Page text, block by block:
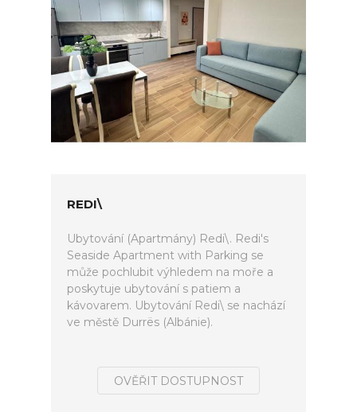
REDI\
Ubytování (Apartmány) Redi\. Redi's
Seaside Apartment with Parking se
může pochlubit výhledem na moře a
poskytuje ubytování s patiem a
kávovarem. Ubytování Redi\ se nachází
ve městě Durrës (Albánie).
OVĚŘIT DOSTUPNOST